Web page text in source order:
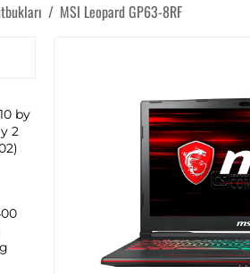
/ MSI Leopard GP63-8RF
by
2